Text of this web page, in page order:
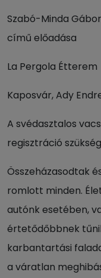
Szabó-Minda
című előadása
La Pergola Étterem
Kaposvár, Ady
A svédasztalos
regisztráció
Összeházasodtak
romlott minden.
autónk esetében,
értetődőbbnek
karbantartási
a váratlan